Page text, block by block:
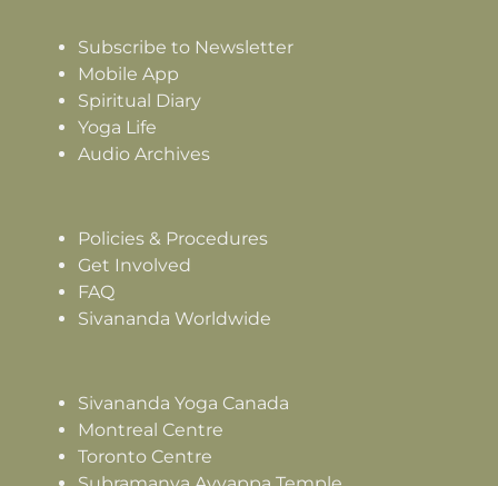
Subscribe to Newsletter
Mobile App
Spiritual Diary
Yoga Life
Audio Archives
Policies & Procedures
Get Involved
FAQ
Sivananda Worldwide
Sivananda Yoga Canada
Montreal Centre
Toronto Centre